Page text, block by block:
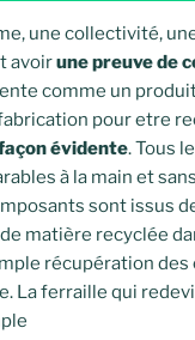
une collectivité,
avoirune preuve de
comme un
pour etre
évidente. Tous
à la main et
sont issus
matière recyclée
récupération des
La ferraille qui